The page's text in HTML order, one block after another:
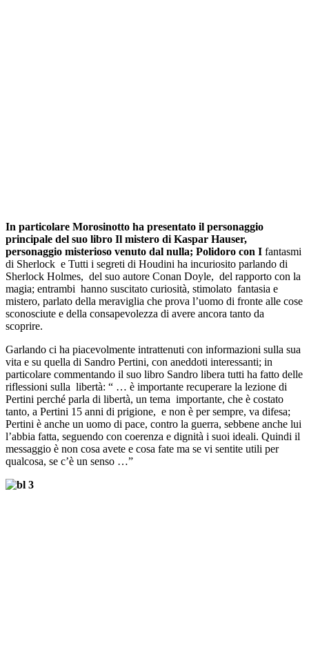
In particolare Morosinotto ha presentato il personaggio
principale del suo libro Il mistero di Kaspar Hauser,
personaggio misterioso venuto dal nulla; Polidoro con I fantasmi
di Sherlock e Tutti i segreti di Houdini ha incuriosito parlando di
Sherlock Holmes, del suo autore Conan Doyle, del rapporto con la
magia; entrambi hanno suscitato curiosità, stimolato fantasia e
mistero, parlato della meraviglia che prova l’uomo di fronte alle cose
sconosciute e della consapevolezza di avere ancora tanto da
scoprire.
Garlando ci ha piacevolmente intrattenuti con informazioni sulla sua
vita e su quella di Sandro Pertini, con aneddoti interessanti; in
particolare commentando il suo libro Sandro libera tutti ha fatto delle
riflessioni sulla libertà: “ … è importante recuperare la lezione di
Pertini perché parla di libertà, un tema importante, che è costato
tanto, a Pertini 15 anni di prigione, e non è per sempre, va difesa;
Pertini è anche un uomo di pace, contro la guerra, sebbene anche lui
l’abbia fatta, seguendo con coerenza e dignità i suoi ideali. Quindi il
messaggio è non cosa avete e cosa fate ma se vi sentite utili per
qualcosa, se c’è un senso …”